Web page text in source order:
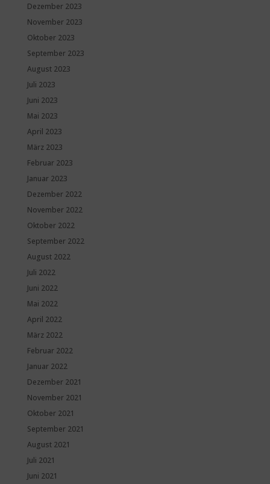
Dezember 2023
November 2023
Oktober 2023
September 2023
August 2023
Juli 2023
Juni 2023
Mai 2023
April 2023
März 2023
Februar 2023
Januar 2023
Dezember 2022
November 2022
Oktober 2022
September 2022
August 2022
Juli 2022
Juni 2022
Mai 2022
April 2022
März 2022
Februar 2022
Januar 2022
Dezember 2021
November 2021
Oktober 2021
September 2021
August 2021
Juli 2021
Juni 2021